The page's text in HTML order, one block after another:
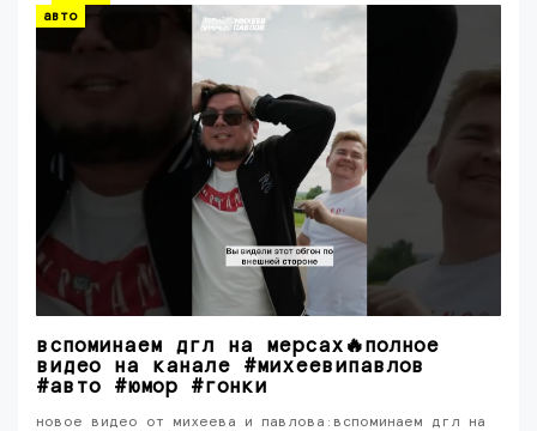
авто
вспоминаем дгл на мерсах🔥полное
видео на канале #михеевипавлов
#авто #юмор #гонки
новое видео от михеева и павлова:вспоминаем дгл на